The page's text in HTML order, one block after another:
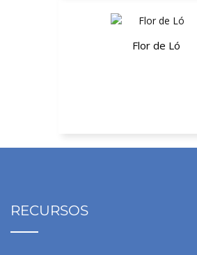
Flor de Ló
RECURSOS